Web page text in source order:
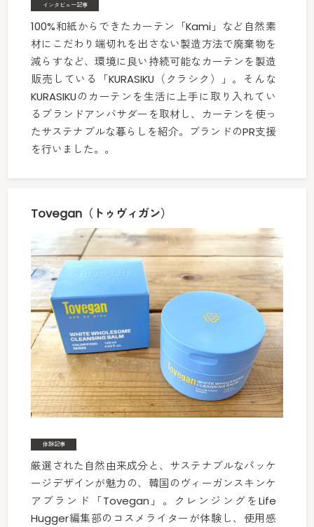
インタビュー記事
100%和紙からできたカーテン「Kami」など自然素
材にこだわり端切れを出さない製造方法で廃棄物を
減らすなど、環境に良い持続可能なカーテンを製造
販売している「KURASIKU（クラシク）」。そんな
KURASIKUのカーテンを生活に上手に取り入れてい
るブランドアンバサダーを取材し、カーテンを使っ
たサステナブルな暮らしを紹介。ブランドのPR支援
を行いました。。
Tovegan（トゥヴィガン）
体験記事
厳選された自然由来成分と、サステナブルなパッケ
ージデザインが魅力の、韓国のヴィーガンスキンケ
アブランド「Tovegan」。クレンジングをLife
Hugger編集部のコスメライターが体験し、使用感